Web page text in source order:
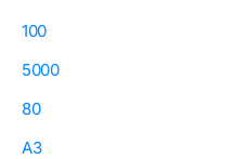
100
5000
80
A3